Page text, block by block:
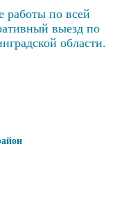
работы по всей
выезд по
области.